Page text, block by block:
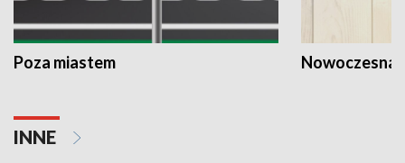
Poza miastem Nowoczesna
INNE